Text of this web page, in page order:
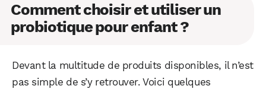
Comment choisir et utiliser un
probiotique pour enfant ?
Devant la multitude de produits disponibles, il n’est
pas simple de s’y retrouver. Voici quelques